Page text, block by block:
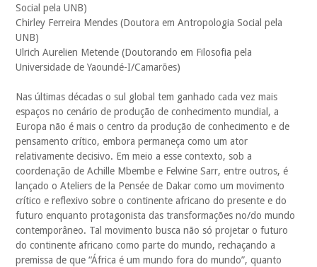
Social pela UNB)
Chirley Ferreira Mendes (Doutora em Antropologia Social pela
UNB)
Ulrich Aurelien Metende (Doutorando em Filosofia pela
Universidade de Yaoundé-I/Camarões)
Nas últimas décadas o sul global tem ganhado cada vez mais
espaços no cenário de produção de conhecimento mundial, a
Europa não é mais o centro da produção de conhecimento e de
pensamento crítico, embora permaneça como um ator
relativamente decisivo. Em meio a esse contexto, sob a
coordenação de Achille Mbembe e Felwine Sarr, entre outros, é
lançado o Ateliers de la Pensée de Dakar como um movimento
crítico e reflexivo sobre o continente africano do presente e do
futuro enquanto protagonista das transformações no/do mundo
contemporâneo. Tal movimento busca não só projetar o futuro
do continente africano como parte do mundo, rechaçando a
premissa de que “África é um mundo fora do mundo”, quanto